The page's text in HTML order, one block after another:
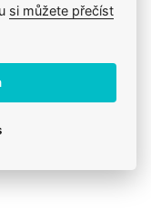
funkci
si můžete přečíst